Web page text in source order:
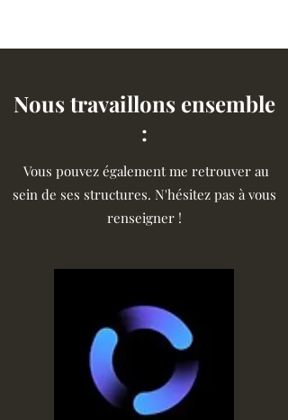
Nous travaillons ensemble
:
Vous pouvez également me retrouver au
sein de ses structures. N'hésitez pas à vous
renseigner !